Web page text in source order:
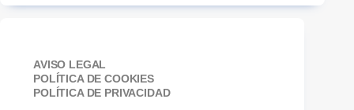
AVISO LEGAL
POLÍTICA DE COOKIES
POLÍTICA DE PRIVACIDAD